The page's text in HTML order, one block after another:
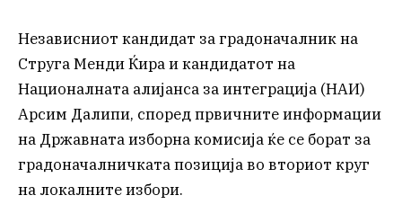
Независниот кандидат за градоначалник на
Струга Менди Ќира и кандидатот на
Националната алијанса за интеграција (НАИ)
Арсим Далипи, според првичните информации
на Државната изборна комисија ќе се борат за
градоначалничката позиција во вториот круг
на локалните избори.